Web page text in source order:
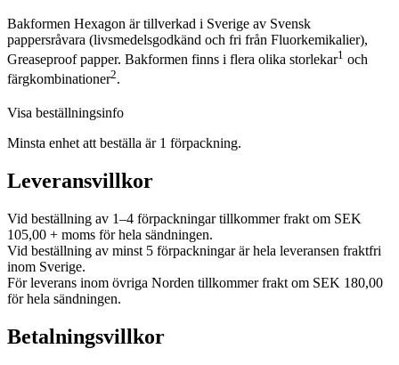
Bakformen Hexagon är tillverkad i Sverige av Svensk
pappersråvara (livsmedelsgodkänd och fri från Fluorkemikalier),
Greaseproof papper. Bakformen finns i flera olika storlekar1 och
färgkombinationer2.
Visa beställningsinfo
Minsta enhet att beställa är 1 förpackning.
Leveransvillkor
Vid beställning av 1–4 förpackningar tillkommer frakt om SEK
105,00 + moms för hela sändningen.
Vid beställning av minst 5 förpackningar är hela leveransen fraktfri
inom Sverige.
För leverans inom övriga Norden tillkommer frakt om SEK 180,00
för hela sändningen.
Betalningsvillkor